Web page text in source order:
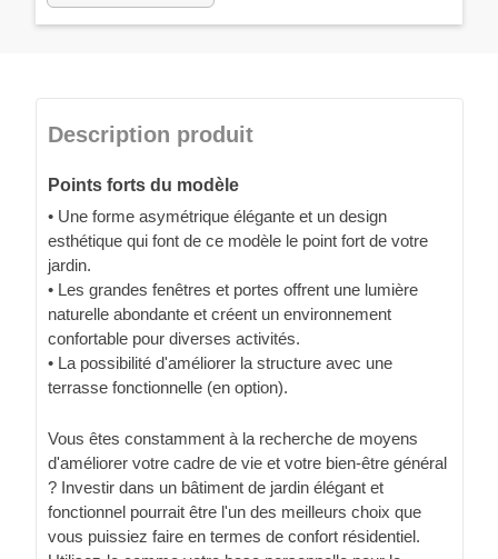
Description produit
Points forts du modèle
• Une forme asymétrique élégante et un design
esthétique qui font de ce modèle le point fort de votre
jardin.
• Les grandes fenêtres et portes offrent une lumière
naturelle abondante et créent un environnement
confortable pour diverses activités.
• La possibilité d'améliorer la structure avec une
terrasse fonctionnelle (en option).
Vous êtes constamment à la recherche de moyens
d'améliorer votre cadre de vie et votre bien-être général
? Investir dans un bâtiment de jardin élégant et
fonctionnel pourrait être l'un des meilleurs choix que
vous puissiez faire en termes de confort résidentiel.